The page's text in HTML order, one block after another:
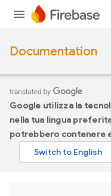
Documentation
Google utilizza la
nella tua lingua
potrebbero contenere